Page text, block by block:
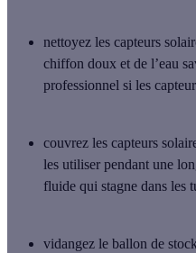
nettoyez les capteurs
chiffon doux et de l’eau
professionnel si les
couvrez les capteurs
les utiliser pendant une
fluide qui stagne dans les
vidangez le ballon de